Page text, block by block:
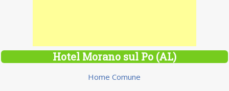
Hotel Morano sul Po (AL)
Home Comune